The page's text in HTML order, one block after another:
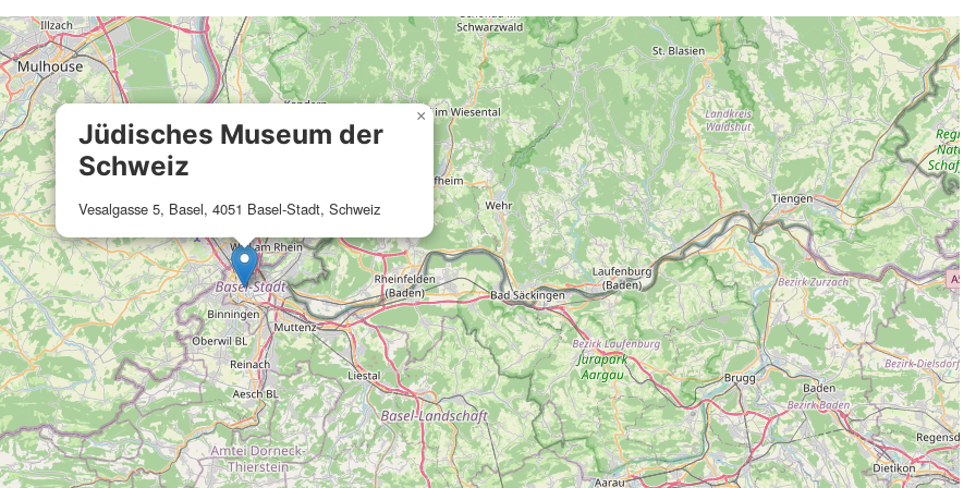
Jüdisches Museum der
Schweiz
Vesalgasse 5, Basel, 4051 Basel-Stadt, Schweiz
×